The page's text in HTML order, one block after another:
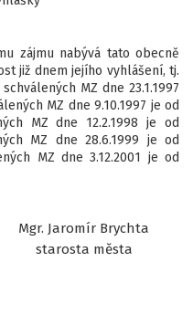
zájmu nabývá tato obecně
již dnem jejího vyhlášení, tj.
MZ dne 23.1.1997
MZ dne 9.10.1997 je od
MZ dne 12.2.1998 je od
MZ dne 28.6.1999 je od
MZ dne 3.12.2001 je od
Mgr. Jaromír Brychta
starosta města